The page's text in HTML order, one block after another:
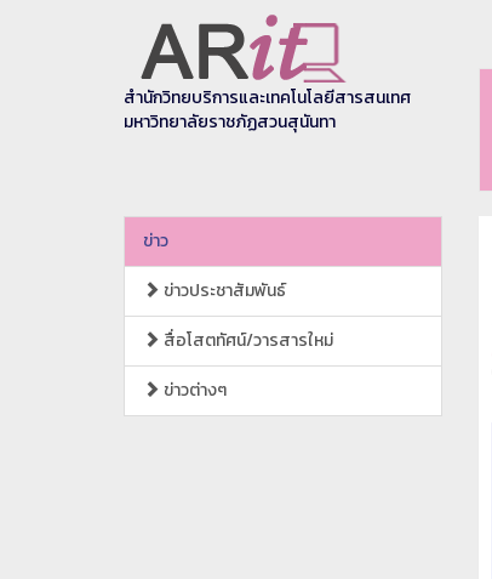
สำนักวิทยบริการและเทคโนโลยีสารสนเทศ
มหาวิทยาลัยราชภัฏสวนสุนันทา
ข่าว
ข่าวประชาสัมพันธ์
สื่อโสตทัศน์/วารสารใหม่
ข่าวต่างๆ